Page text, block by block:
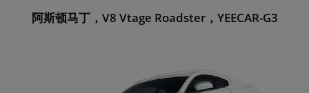
阿斯顿马丁，V8 Vtage Roadster，YEECAR-G3